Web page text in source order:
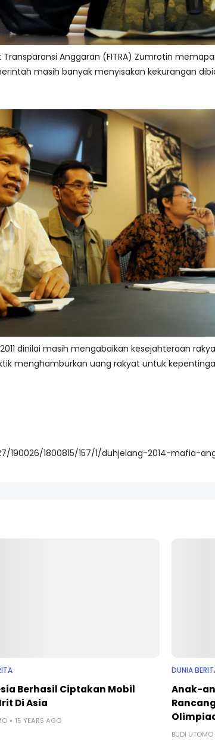
Anggaran (FITRA) Zumrotin
masih banyak menyisakan kekurangan
dinilai masih mengabaikan kesejahteraan
menghamburkan uang rakyat untuk
1800815/157/1/duhjelang-2014-mafia-
Berhasil Ciptakan Mobil
Di Asia
15 YEARS AGO
DUNIA
Anak-
BUDI UTOMO